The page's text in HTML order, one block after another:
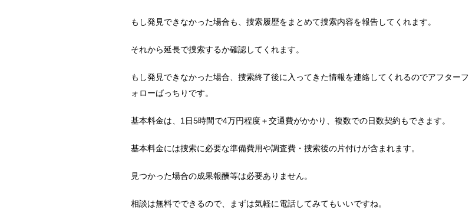
もし発見できなかった場合も、捜索履歴をまとめて捜索内容を報告してくれます。
それから延長で捜索するか確認してくれます。
もし発見できなかった場合、捜索終了後に入ってきた情報を連絡してくれるのでアフターフ
ォローばっちりです。
基本料金は、1日5時間で4万円程度＋交通費がかかり、複数での日数契約もできます。
基本料金には捜索に必要な準備費用や調査費・捜索後の片付けが含まれます。
見つかった場合の成果報酬等は必要ありません。
相談は無料でできるので、まずは気軽に電話してみてもいいですね。